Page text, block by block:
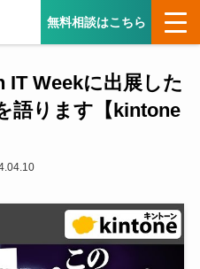
無料相談はこちら
IT Weekに出展した
語ります【kintone